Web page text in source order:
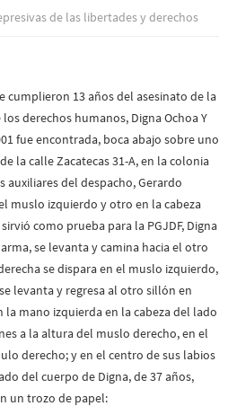
de las libertades y derechos
cumplieron 13 años del asesinato de la
derechos humanos, Digna Ochoa Y
fue encontrada, boca abajo sobre uno
la calle Zacatecas 31-A, en la colonia
auxiliares del despacho, Gerardo
muslo izquierdo y otro en la cabeza
como prueba para la PGJDF, Digna
se levanta y camina hacia el otro
se dispara en el muslo izquierdo,
levanta y regresa al otro sillón en
la mano izquierda en la cabeza del lado
a la altura del muslo derecho, en el
derecho; y en el centro de sus labios
del cuerpo de Digna, de 37 años,
un trozo de papel: